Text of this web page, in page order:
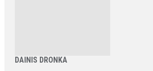
DAINIS DRONKA